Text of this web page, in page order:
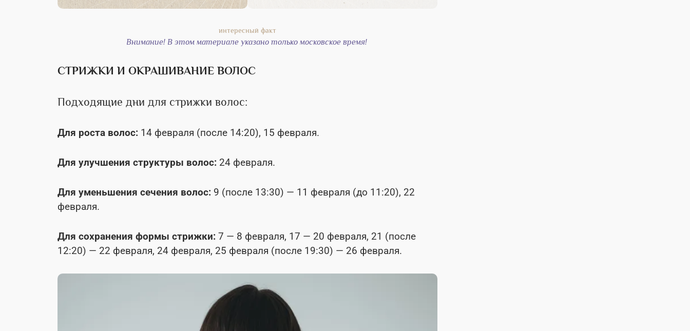
Внимание! В этом материале указано только московское время!
СТРИЖКИ И ОКРАШИВАНИЕ ВОЛОС
Подходящие дни для стрижки волос:
Для роста волос: 14 февраля (после 14:20), 15 февраля.
Для улучшения структуры волос: 24 февраля.
Для уменьшения сечения волос: 9 (после 13:30) — 11 февраля (до 11:20), 22
февраля.
Для сохранения формы стрижки: 7 — 8 февраля, 17 — 20 февраля, 21 (после
12:20) — 22 февраля, 24 февраля, 25 февраля (после 19:30) — 26 февраля.